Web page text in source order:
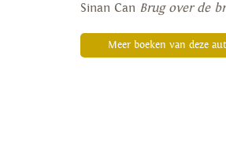
Sinan Can Brug over de
Meer boeken van deze